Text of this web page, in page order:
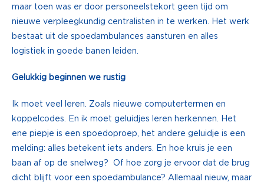
maar toen was er door personeelstekort geen tijd om
nieuwe verpleegkundig centralisten in te werken. Het werk
bestaat uit de spoedambulances aansturen en alles
logistiek in goede banen leiden.
Gelukkig beginnen we rustig
Ik moet veel leren. Zoals nieuwe computertermen en
koppelcodes. En ik moet geluidjes leren herkennen. Het
ene piepje is een spoedoproep, het andere geluidje is een
melding: alles betekent iets anders. En hoe kruis je een
baan af op de snelweg? Of hoe zorg je ervoor dat de brug
dicht blijft voor een spoedambulance? Allemaal nieuw, maar